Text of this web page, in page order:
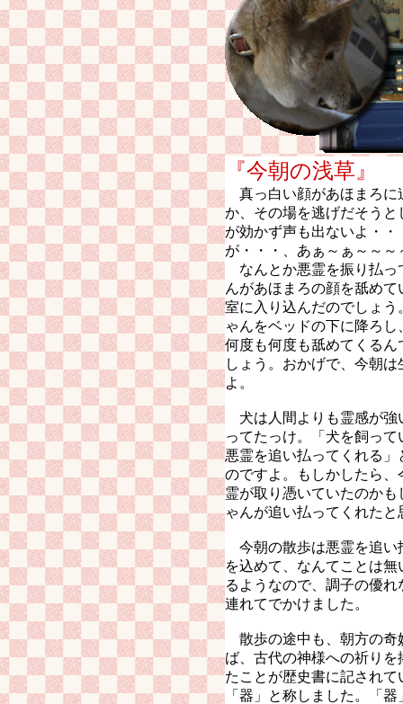
『今朝の
真っ白い顔があほまろに
か、その場を逃げだそう
が効かず声も出ないよ・
が・・・、あぁ～ぁ～～～
なんとか悪霊を振り払っ
んがあほまろの顔を舐め
室に入り込んだのでしょ
ゃんをベッドの下に降ろ
何度も何度も舐めてくる
しょう。おかげで、今朝
よ。
犬は人間よりも霊感が強
ってたっけ。「犬を飼っ
悪霊を追い払ってくれる
のですよ。もしかしたら
霊が取り憑いていたのか
ゃんが追い払ってくれた
今朝の散歩は悪霊を追い
を込めて、なんてことは
るようなので、調子の優
連れてでかけました。
散歩の途中も、朝方の奇
ば、古代の神様への祈り
たことが歴史書に記され
「器」と称しました。「